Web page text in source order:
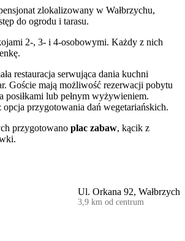
zlokalizowany w Wałbrzychu,
do ogrodu i tarasu.
2-, 3- i 4-osobowymi. Każdy z nich
restauracja serwująca dania kuchni
Goście mają możliwość rezerwacji pobytu
posiłkami lub pełnym wyżywieniem.
opcja przygotowania dań wegetariańskich.
przygotowano plac zabaw, kącik z
strefa rekreacyjna, która obejmuje saunę
spędzania czasu mogą skorzystać z
opłatą 30 zł za godzinę. Na zewnątrz
zorganizowania grilla lub ogniska, przy
Ul. Orkana 92, Wałbrzych
3,9 km od centrum